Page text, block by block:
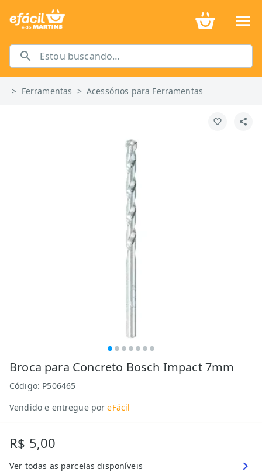
> Ferramentas >Acessórios para Ferramentas
Broca para Concreto Bosch Impact 7mm
Código: P506465
Vendido e entregue por eFácil
R$ 5,00
Ver todas as parcelas disponíveis